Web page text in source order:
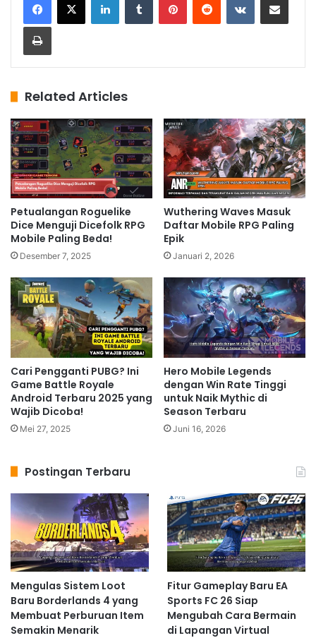
Related Articles
Petualangan Roguelike
Dice Menguji Dicefolk RPG
Mobile Paling Beda!
Desember 7, 2025
Wuthering Waves Masuk
Daftar Mobile RPG Paling
Epik
Januari 2, 2026
Cari Pengganti PUBG? Ini
Game Battle Royale
Android Terbaru 2025 yang
Wajib Dicoba!
Mei 27, 2025
Hero Mobile Legends
dengan Win Rate Tinggi
untuk Naik Mythic di
Season Terbaru
Juni 16, 2026
Postingan Terbaru
Mengulas Sistem Loot
Baru Borderlands 4 yang
Membuat Perburuan Item
Semakin Menarik
Fitur Gameplay Baru EA
Sports FC 26 Siap
Mengubah Cara Bermain
di Lapangan Virtual